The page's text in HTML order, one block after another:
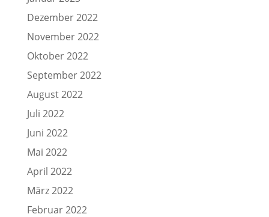
Dezember 2022
November 2022
Oktober 2022
September 2022
August 2022
Juli 2022
Juni 2022
Mai 2022
April 2022
März 2022
Februar 2022